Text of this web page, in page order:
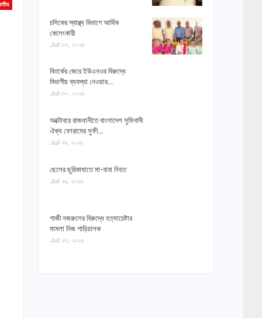
চসিকের স্বাস্থ্য বিভাগে আর্থিক
কেলেংকারী
Jul ৩০, ২০২৬
বিতর্কের জেরে ইউএনওর বিরুদ্ধে
বিভাগীয় ব্যবস্থা নেওয়ার…
Jul ৩০, ২০২৬
অক্টোবরে রাজধানীতে বাংলাদেশ সুফিবাদী
ঐক্য ফোরামের সুফী…
Jul ২৯, ২০২৬
ছেলের ছুরিকাঘাতে মা-বাবা নিহত
Jul ২৬, ২০২৬
গাজী নজরুলের বিরুদ্ধে হত্যাচেষ্টার
মামলা নিজ গাড়িচালক
Jul ২৩, ২০২৬